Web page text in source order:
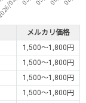
メルカリ価格
1,500～1,800円
1,500～1,800円
1,500～1,800円
1,500～1,800円